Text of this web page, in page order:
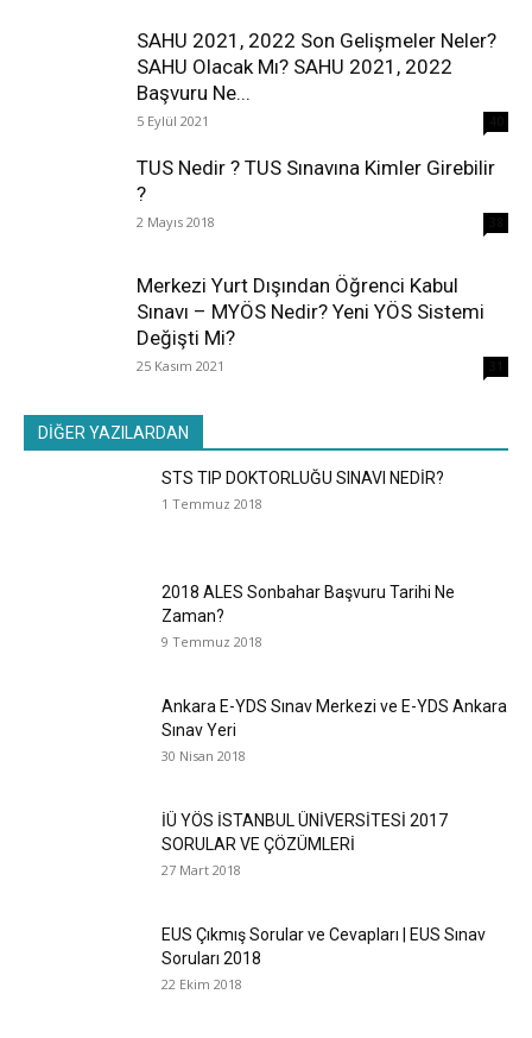
SAHU 2021, 2022 Son Gelişmeler Neler?
SAHU Olacak Mı? SAHU 2021, 2022
Başvuru Ne...
5 Eylül 2021
TUS Nedir ? TUS Sınavına Kimler Girebilir
?
2 Mayıs 2018
Merkezi Yurt Dışından Öğrenci Kabul
Sınavı – MYÖS Nedir? Yeni YÖS Sistemi
Değişti Mi?
25 Kasım 2021
DİĞER YAZILARDAN
STS TIP DOKTORLUĞU SINAVI NEDİR?
1 Temmuz 2018
2018 ALES Sonbahar Başvuru Tarihi Ne
Zaman?
9 Temmuz 2018
Ankara E-YDS Sınav Merkezi ve E-YDS Ankara
Sınav Yeri
30 Nisan 2018
İÜ YÖS İSTANBUL ÜNİVERSİTESİ 2017
SORULAR VE ÇÖZÜMLERİ
27 Mart 2018
EUS Çıkmış Sorular ve Cevapları | EUS Sınav
Soruları 2018
22 Ekim 2018